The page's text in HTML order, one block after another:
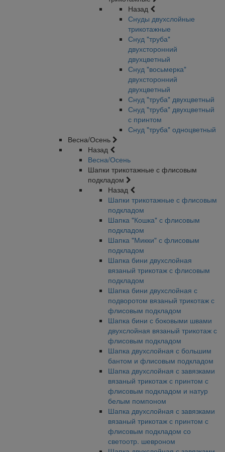
Назад
Снуды двухслойные
трикотажные
Снуд "труба"
двухсторонний
двухцветный
Снуд "восьмерка"
двухсторонний
двухцветный
Снуд "труба" двухцветный
Снуд "труба" двухцветный
с принтом
Снуд "труба" одноцветный
Весна/Осень
Назад
Весна/Осень
Шапки трикотажные с флисовым
подкладом
Назад
Шапки трикотажные с флисовым
подкладом
Шапка "Кошка" с флисовым
подкладом
Шапка "Микки" с флисовым
подкладом
Шапка бини двухслойная
вязаный трикотаж с флисовым
подкладом
Шапка бини двухслойная с
подворотом вязаный трикотаж с
флисовым подкладом
Шапка бини с боковыми швами
двухслойная вязаный трикотаж с
флисовым подкладом
Шапка двухслойная с большим
бантом и флисовым подкладом
Шапка двухслойная с завязками
вязаный трикотаж с принтом с
флисовым подкладом и натур
белым помпоном
Шапка двухслойная с завязками
вязаный трикотаж с принтом с
флисовым подкладом со
светоотр. шевроном